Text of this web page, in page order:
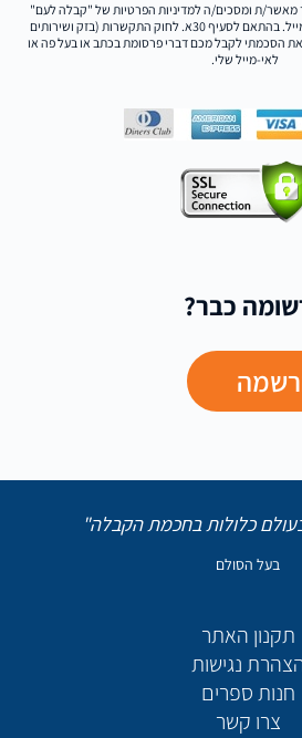
מאשר/ת ומסכים/ה למדיניות הפרטיות של "קבלה לעם"
ולתנאי השימוש, כולל קבלת אי-מייל. בהתאם לסעיף 30א. לחוק התקשרות (בזק ושירותים
ת בזה את הסכמתי לקבל מכם דברי פרסומת בכתב או בעל פה או
לאי-מייל שלי.
כבר?
כלולות בחכמת הקבלה"
בעל הסולם
תקנון האתר
נגישות
חנות ספרים
צרו קשר